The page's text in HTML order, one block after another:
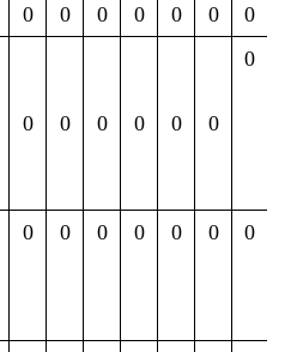
0 0 0 0 0 0
0
0 0 0 0 0 0
0
0 0 0 0 0 0 0